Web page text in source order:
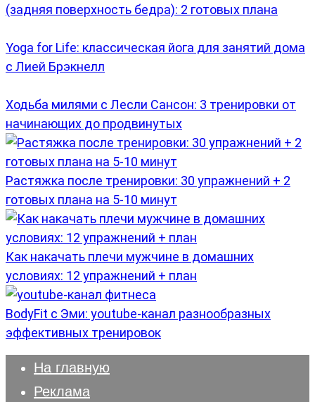
(задняя поверхность бедра): 2 готовых плана
Yoga for Life: классическая йога для занятий дома
с Лией Брэкнелл
Ходьба милями с Лесли Сансон: 3 тренировки от
начинающих до продвинутых
Растяжка после тренировки: 30 упражнений + 2
готовых плана на 5-10 минут
Как накачать плечи мужчине в домашних
условиях: 12 упражнений + план
BodyFit с Эми: youtube-канал разнообразных
эффективных тренировок
На главную
Реклама